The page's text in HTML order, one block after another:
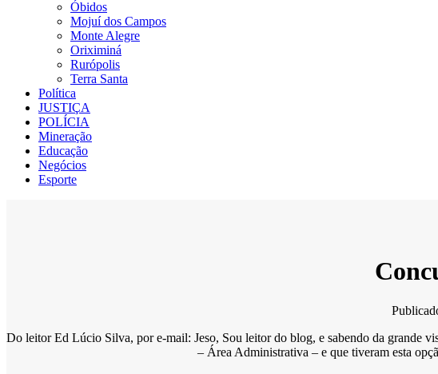
Óbidos
Mojuí dos Campos
Monte Alegre
Oriximiná
Rurópolis
Terra Santa
Política
JUSTIÇA
POLÍCIA
Mineração
Educação
Negócios
Esporte
Do leitor Ed Lúcio Silva, por e-mail: Jeso, Sou leitor do blog, e sabendo da grande
– Área Administrativa – e que tiveram esta